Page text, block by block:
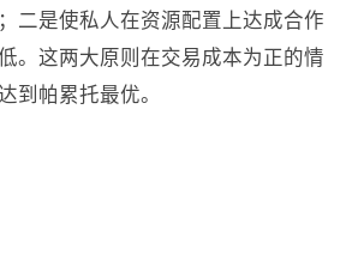
二是使私人在资源配置上达成合作
。这两大原则在交易成本为正的情
到帕累托最优。